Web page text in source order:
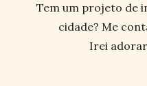
Tem um projeto de
cidade? Me
Irei